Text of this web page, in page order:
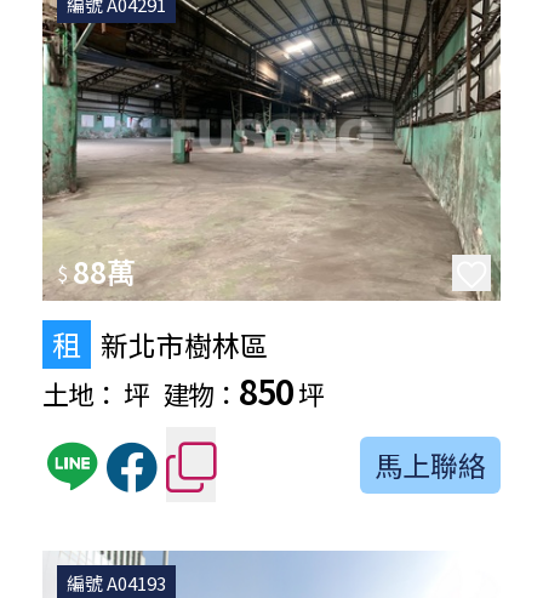
$ 88萬
租 新北市樹林區
土地： 坪 建物： 850坪
馬上聯絡
編號 A04193